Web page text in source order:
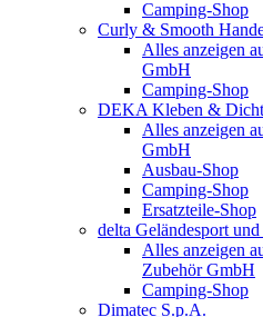
Camping-Shop
Curly & Smooth
Alles anzeigen
GmbH
Camping-Shop
DEKA Kleben &
Alles anzeigen
GmbH
Ausbau-Shop
Camping-Shop
Ersatzteile-Shop
delta Geländesport
Alles anzeigen
Zubehör GmbH
Camping-Shop
Dimatec S.p.A.